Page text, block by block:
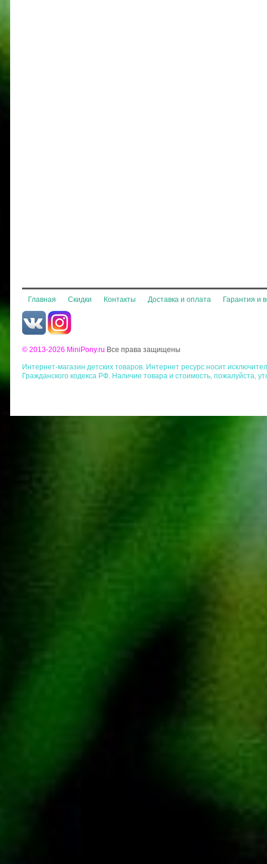
Главная Скидки Контакты Доставка и оплата Гарантия и
© 2013-2026 MiniPony.ru Все права защищены
Интернет-магазин детских товаров. Интернет ресурс носит
Гражданского кодекса РФ. Наличие товара и стоимость, пожалуйста,